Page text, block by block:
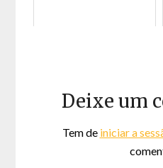
Deixe um
Tem de iniciar a